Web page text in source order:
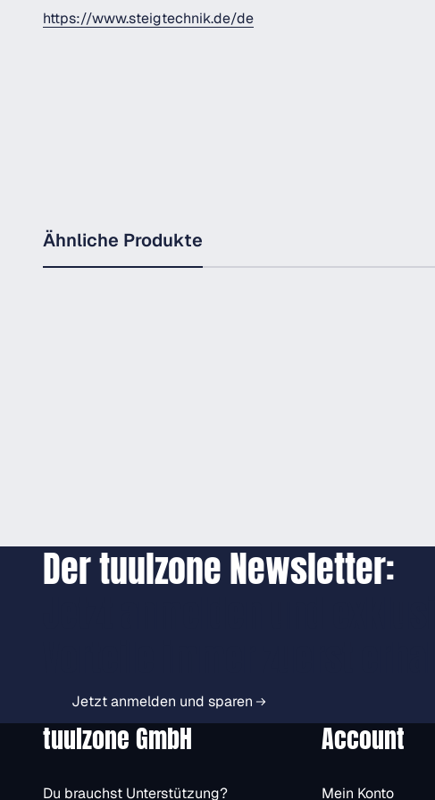
https://www.steigtechnik.de/de
Ähnliche Produkte
Der tuulzone Newsletter:
Jetzt anmelden und sparen
tuulzone GmbH
Du brauchst Unterstützung?
Account
Mein Konto